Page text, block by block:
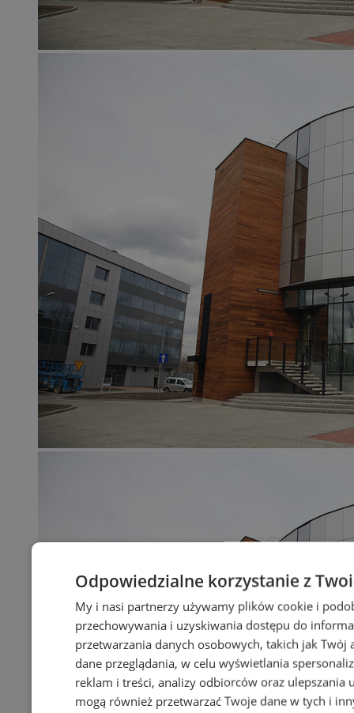
Odpowiedzialne korzystanie z
My i nasi partnerzy używamy plików cookie i
przechowywania i uzyskiwania dostępu do
przetwarzania danych osobowych, takich jak
dane przeglądania, w celu wyświetlania
reklam i treści, analizy odbiorców oraz ulepszania
mogą również przetwarzać Twoje dane w tych i